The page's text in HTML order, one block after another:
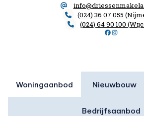
(024) 36 07 055
(024) 64 90 100
Facebook
Instagram
Woningaanbod Nieuwbouw
Bedrijfsaanbod